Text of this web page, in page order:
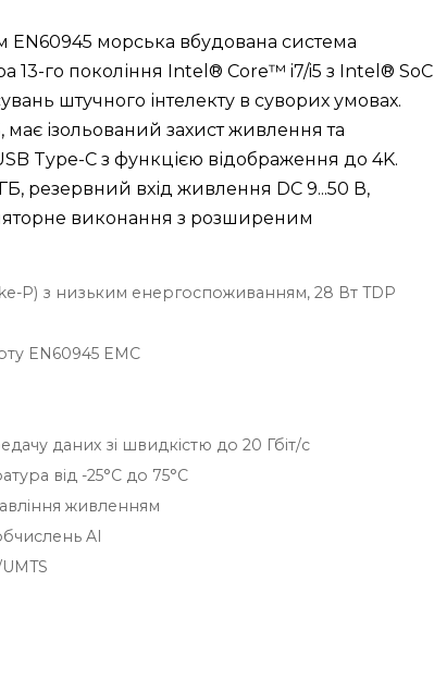
EN60945 морська вбудована система
13-го покоління Intel® Core™ i7/i5 з Intel® SoC
штучного інтелекту в суворих умовах.
ізольований захист живлення та
Type-C з функцією відображення до 4K.
резервний вхід живлення DC 9...50 В,
виконання з розширеним
P) з низьким енергоспоживанням, 28 Вт TDP
EN60945 EMC
даних зі швидкістю до 20 Гбіт/с
від -25°C до 75°C
живленням
AI